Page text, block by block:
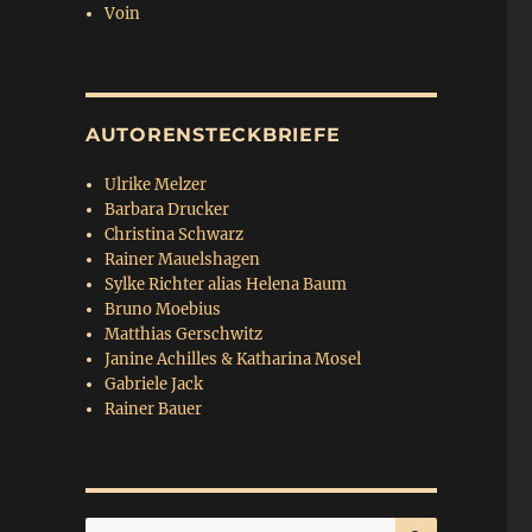
Voin
AUTORENSTECKBRIEFE
Ulrike Melzer
Barbara Drucker
Christina Schwarz
Rainer Mauelshagen
Sylke Richter alias Helena Baum
Bruno Moebius
Matthias Gerschwitz
Janine Achilles & Katharina Mosel
Gabriele Jack
Rainer Bauer
SUCHEN